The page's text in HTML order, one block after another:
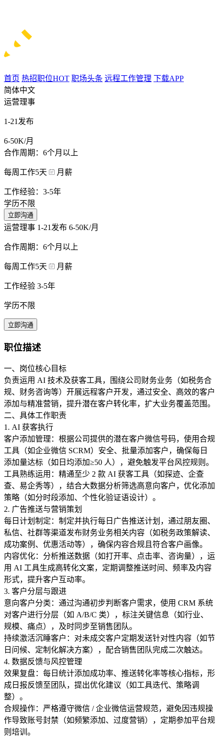
首页 热招职位HOT 职场头条 远程工作管理 下载APP
简体中文
运营理事
1-21发布
6-50K/月
合作周期：6个月以上
每周工作5天 月薪
工作经验：3-5年
学历不限
立即沟通
运营理事 1-21发布 6-50K/月
合作周期：6个月以上
每周工作5天 月薪
工作经验 3-5年
学历不限
立即沟通
职位描述
一、岗位核心目标
负责运用 AI 技术及获客工具，围绕公司财务业务（如税务合
规、财务咨询等）开展远程客户开发，通过安全、高效的客户
添加与精准营销，提升潜在客户转化率，扩大业务覆盖范围。
二、具体工作职责
1. AI 获客执行
客户添加管理：根据公司提供的潜在客户微信号码，使用合规
工具（如企业微信 SCRM）安全、批量添加客户，确保每日
添加量达标（如日均添加≥50 人），避免触发平台风控规则。
工具熟练运用：精通至少 2 款 AI 获客工具（如探迹、企查
查、易企秀等），结合大数据分析筛选高意向客户，优化添加
策略（如分时段添加、个性化验证语设计）。
2. 广告推送与营销策划
每日计划制定：制定并执行每日广告推送计划，通过朋友圈、
私信、社群等渠道发布财务业务相关内容（如税务政策解读、
成功案例、优惠活动等），确保内容合规且符合客户画像。
内容优化：分析推送数据（如打开率、点击率、咨询量），运
用 AI 工具生成高转化文案，定期调整推送时间、频率及内容
形式，提升客户互动率。
3. 客户分层与跟进
意向客户分类：通过沟通初步判断客户需求，使用 CRM 系统
对客户进行分层（如 A/B/C 类），标注关键信息（如行业、
规模、痛点），及时同步至销售团队。
持续激活沉睡客户：对未成交客户定期发送针对性内容（如节
日问候、定制化解决方案），配合销售团队完成二次触达。
4. 数据反馈与风控管理
效果复盘：每日统计添加成功率、推送转化率等核心指标，形
成日报反馈至团队，提出优化建议（如工具迭代、策略调
整）。
合规操作：严格遵守微信 / 企业微信运营规范，避免因违规操
作导致账号封禁（如频繁添加、过度营销），定期参加平台规
则培训。